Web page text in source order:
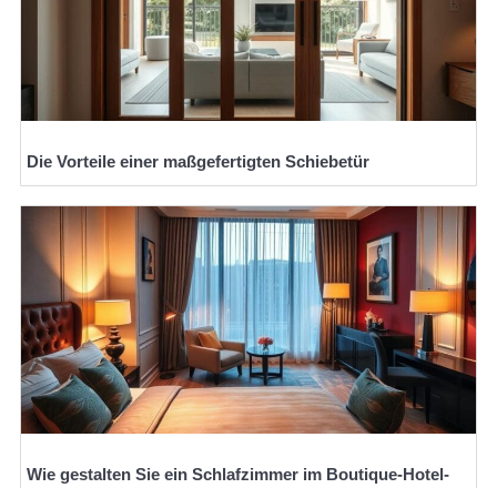
Die Vorteile einer maßgefertigten Schiebetür
Wie gestalten Sie ein Schlafzimmer im Boutique-Hotel-